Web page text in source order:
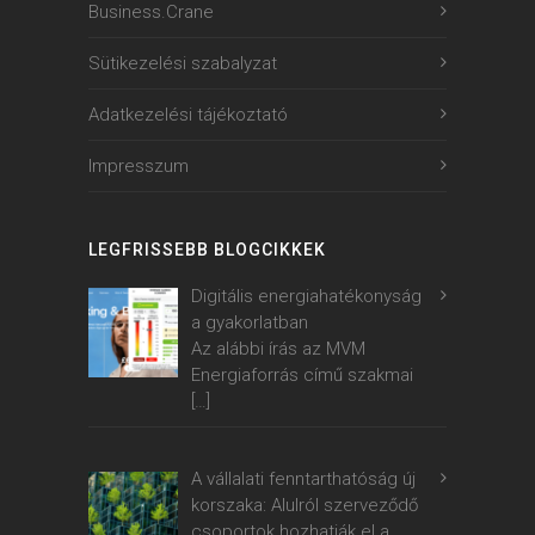
Business.Crane
Sütikezelési szabalyzat
Adatkezelési tájékoztató
Impresszum
LEGFRISSEBB BLOGCIKKEK
Digitális energiahatékonyság
a gyakorlatban
Az alábbi írás az MVM
Energiaforrás című szakmai
A vállalati fenntarthatóság új
korszaka: Alulról szerveződő